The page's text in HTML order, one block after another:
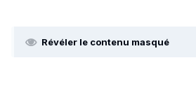
Révéler le contenu masqué